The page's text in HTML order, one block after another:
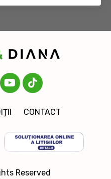
CONTACT
Reserved